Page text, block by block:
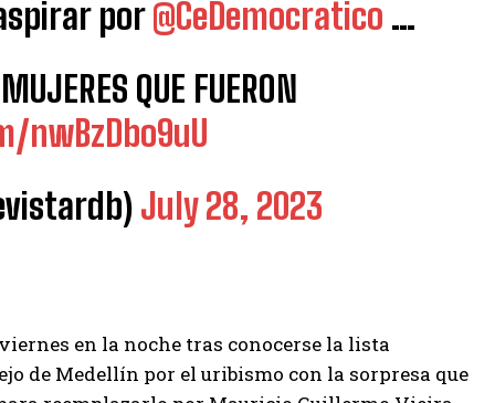
por@CeDemocratico …
QUE FUERON
July 28, 2023
en la noche tras conocerse la lista
de Medellín por el uribismo con la sorpresa que